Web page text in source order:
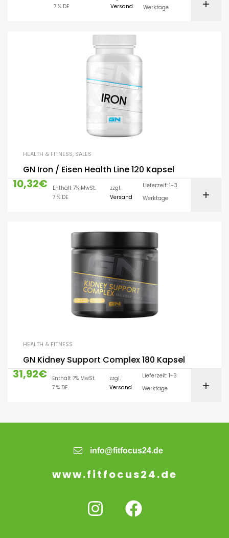
7 % DE
Versand
Werktage
HEALTH & FITNESS, SALES
GN Iron / Eisen Health Line 120 Kapsel
10,32€
Enthält 7% MwSt.
7 % DE
zzgl.
Versand
Lieferzeit: 1-3
Werktage
HEALTH & FITNESS
GN Kidney Support Complex 180 Kapsel
31,92€
Enthält 7% MwSt.
7 % DE
zzgl.
Versand
Lieferzeit: 1-3
Werktage
info@fitfocus24.de
www.fitfocus24.de